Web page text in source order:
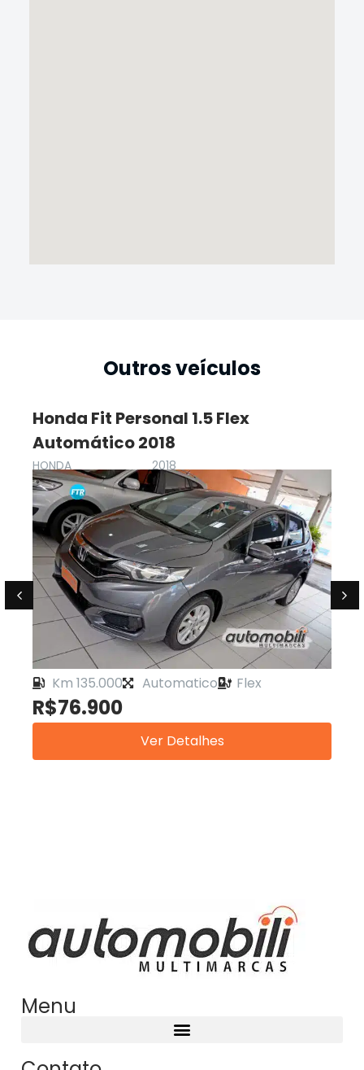
Outros veículos
Honda Fit Personal 1.5 Flex
Automático 2018
HONDA 2018
Km 135.000 Automatico Flex
R$76.900
Ver Detalhes
Menu